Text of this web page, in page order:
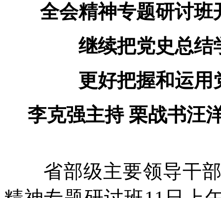
全会精神专题研讨
继续把党史总结
更好把握和运用
李克强主持 栗战书汪
省部级主要领导干部